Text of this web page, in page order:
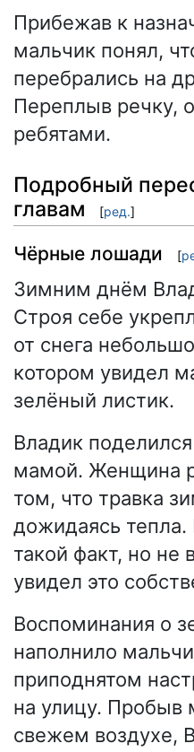
Прибежав к
мальчик понял,
перебрались на
Переплыв речку,
ребятами.
Подробный
главам
[ред.]
Чёрные лошади [
Зимним днём
Строя себе
от снега
котором увидел
зелёный листик.
Владик
мамой. Женщина
том, что травка
дожидаясь
такой факт, но не
увидел это
Воспоминания о
наполнило
приподнятом
на улицу. Пробыв
свежем воздухе,